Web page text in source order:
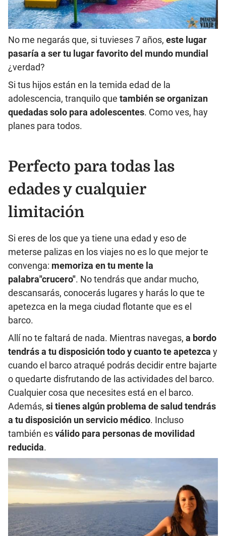
No me negarás que, si tuvieses 7 años, este lugar
pasaría a ser tu lugar favorito del mundo mundial
¿verdad?
Si tus hijos están en la temida edad de la
adolescencia, tranquilo que también se organizan
quedadas solo para adolescentes. Como ves, hay
planes para todos.
Perfecto para todas las
edades y cualquier
limitación
Si eres de los que ya tiene una edad y eso de
meterse palizas en los viajes no es lo que mejor te
convenga: memoriza en tu mente la
palabra"crucero". No tendrás que andar mucho,
descansarás, conocerás lugares y harás lo que te
apetezca en la mega ciudad flotante que es el
barco.
Allí no te faltará de nada. Mientras navegas, a bordo
tendrás a tu disposición todo y cuanto te apetezca y
cuando el barco atraqué podrás decidir entre bajarte
o quedarte disfrutando de las actividades del barco.
Cualquier cosa que necesites está en el barco.
Además, si tienes algún problema de salud tendrás
a tu disposición un servicio médico. Incluso
también esválido para personas de movilidad
reducida.